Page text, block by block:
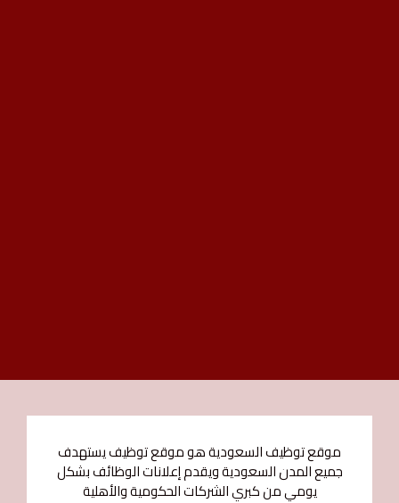
موقع توظيف السعودية هو موقع توظيف يستهدف
جميع المدن السعودية ويقدم إعلانات الوظائف بشكل
يومي من كبري الشركات الحكومية والأهلية